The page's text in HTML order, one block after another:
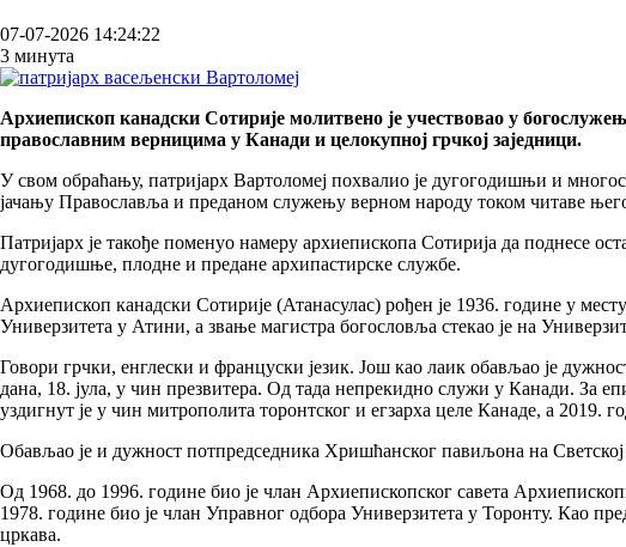
07-07-2026 14:24:22
3 минута
Архиепископ канадски Сотирије молитвено је учествовао у
православним верницима у Канади и целокупној грчкој заједници.
У свом обраћању, патријарх Вартоломеј похвалио је дугогодишњи и
јачању Православља и преданом служењу верном народу током читаве
Патријарх је такође поменуо намеру архиепископа Сотирија да поднесе
дугогодишње, плодне и предане архипастирске службе.
Архиепископ канадски Сотирије (Атанасулас) рођен је 1936. године у
Универзитета у Атини, а звање магистра богословља стекао је на
Говори грчки, енглески и француски језик. Још као лаик обављао је
дана, 18. јула, у чин презвитера. Од тада непрекидно служи у Канади. За
уздигнут је у чин митрополита торонтског и егзарха целе Канаде, а 2019.
Обављао је и дужност потпредседника Хришћанског павиљона на
Од 1968. до 1996. године био је члан Архиепископског савета
1978. године био је члан Управног одбора Универзитета у Торонту. Као
цркава.